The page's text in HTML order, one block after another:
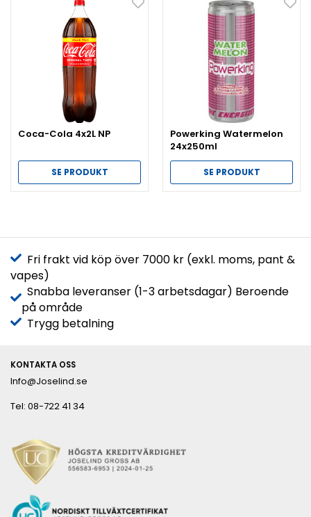
Coca-Cola 4x2L NP
SE PRODUKT
Powerking Watermelon
24x250ml
SE PRODUKT
Fri frakt vid köp över 7000 kr (exkl. moms, pant &
vapes)
Snabba leveranser (1-3 arbetsdagar) Beroende
på område
Trygg betalning
KONTAKTA OSS
Info@Joselind.se
Tel: 08-722 41 34